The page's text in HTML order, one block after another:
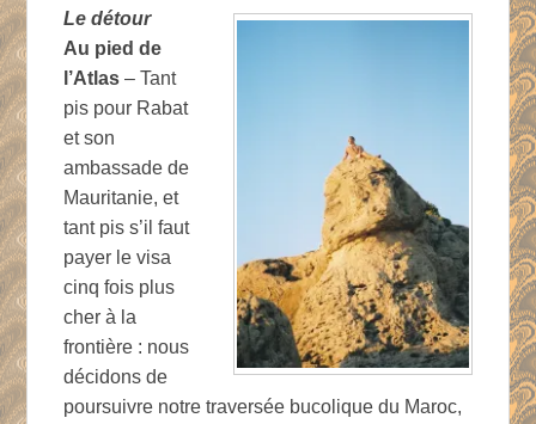
Le détour
Au pied de
l’Atlas – Tant
pis pour Rabat
et son
ambassade de
Mauritanie, et
tant pis s’il faut
payer le visa
cinq fois plus
cher à la
frontière : nous
décidons de
poursuivre notre traversée bucolique du Maroc,